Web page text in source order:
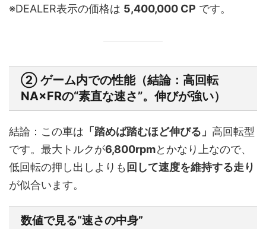
※DEALER表示の価格は 5,400,000 CP です。
② ゲーム内での性能（結論：高回転
NA×FRの“素直な速さ”。伸びが強い）
結論：この車は 「踏めば踏むほど伸びる」 高回転型
です。最大トルクが6,800rpmとかなり上なので、
低回転の押し出しよりも 回して速度を維持する走り
が似合います。
数値で見る“速さの中身”